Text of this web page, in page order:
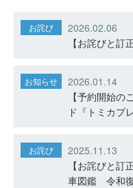
お詫び
2026.02.06
【お詫びと訂
お知らせ
2026.01.14
【予約開始の
ド『トミカプ
お詫び
2025.11.13
【お詫びと訂
車図鑑 令和復